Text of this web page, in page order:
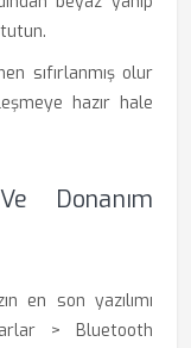
sıfırlanmış olur
hazır hale
Donanım
en son yazılımı
> Bluetooth